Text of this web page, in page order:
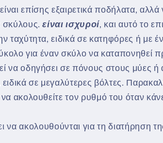
επίσης εξαιρετικά ποδήλατα, αλλά
σκύλους. είναι ισχυροί, και αυτό το
ταχύτητα, ειδικά σε κατηφόρες ή με
για έναν σκύλο να καταπονηθεί
να οδηγήσει σε πόνους στους μύες ή
σε μεγαλύτερες βόλτες.
ακολουθείτε τον ρυθμό του όταν
να ακολουθούνται για τη διατήρηση